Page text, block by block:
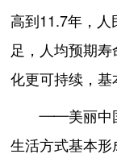
高到11.7年，人
足，人均预期
化更可持续，基
——美丽中国
生活方式基本形